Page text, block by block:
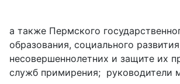
а также Пермского
образования, социального
несовершеннолетних и защите их
служб примирения; руководители